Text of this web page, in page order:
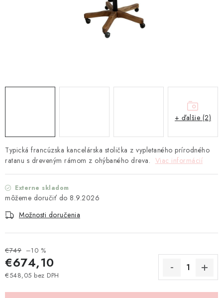
ZNAČKY
Ako nakupovať Doprava a platba
Podmienky ochrany osobných údajov
Návod na údržbu nábytku
Pravidlá zliav a akcií
Katalógy Moja objednávka
Typická francúzska kancelárska stolička z vypletaného prírodného
ratanu s dreveným rámom z ohýbaného dreva. Viac informácií
Externe skladom
8.9.2026
Možnosti doručenia
€749 –10 %
€674,10
€548,05 bez DPH
+ ďalšie (2)